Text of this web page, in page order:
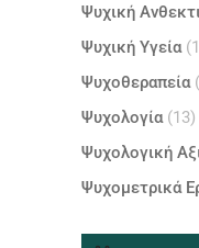
Ψυχική
Ψυχική Υγεία
Ψυχοθεραπεία
Ψυχολογία(13)
Ψυχολογική
Ψυχομετρικά